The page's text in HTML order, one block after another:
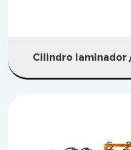
Cilindro laminador